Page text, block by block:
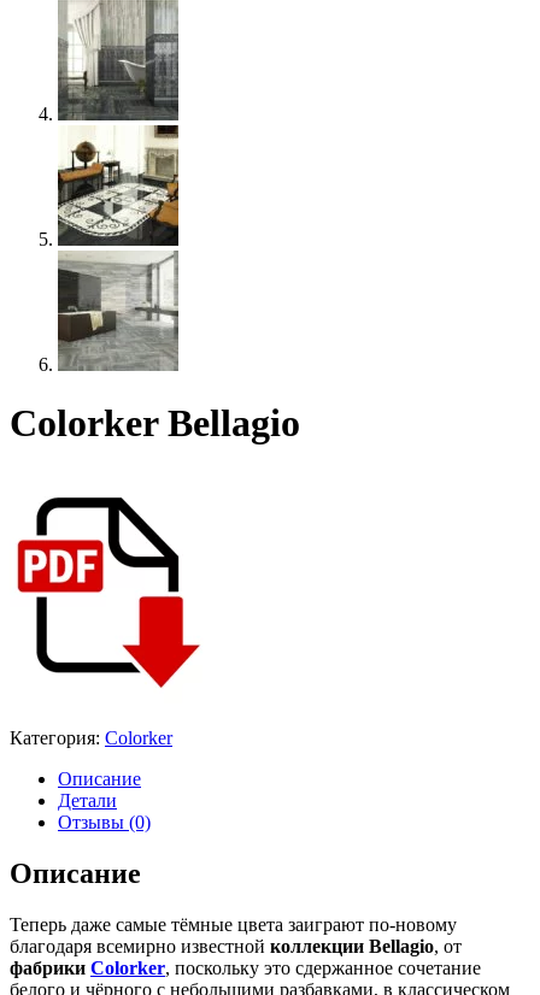
Colorker Bellagio
Категория: Colorker
Описание
Детали
Отзывы (0)
Описание
Теперь даже самые тёмные цвета заиграют по-новому
благодаря всемирно известной коллекции Bellagio, от
фабрики Colorker, поскольку это сдержанное сочетание
белого и чёрного с небольшими разбавками, в классическом